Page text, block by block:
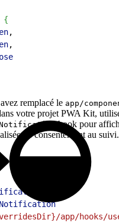
{
,
,
remplacé le app/
votre projet PWA Kit,
hook pour
de consentement au suivi.
app/hooks/